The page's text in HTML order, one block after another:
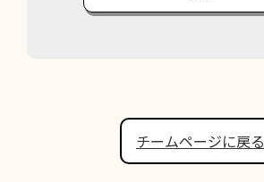
チームページに戻る